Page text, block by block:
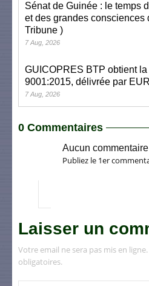
Sénat de Guinée : le temps
et des grandes consciences
Tribune )
7 Aug, 2026
GUICOPRES BTP obtient
9001:2015, délivrée par
7 Aug, 2026
0 Commentaires
Aucun
Publiez le 1er
Laisser un
Votre email ne sera pas mis en
obligatoires.